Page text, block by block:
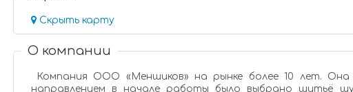
Скрыть карту
О компании
Компания ООО «Меншиков» на рынке более 10 лет.
направлением в начале работы было выбрано шитьё